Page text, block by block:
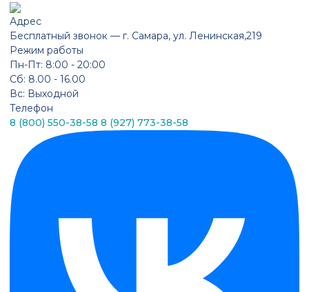
Адрес
Бесплатный звонок — г. Самара, ул. Ленинская,219
Режим работы
Пн-Пт: 8:00 - 20:00
Сб: 8.00 - 16.00
Вс: Выходной
Телефон
8 (800) 550-38-58 8 (927) 773-38-58